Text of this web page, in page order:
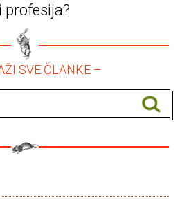
profesija?
SVE ČLANKE –